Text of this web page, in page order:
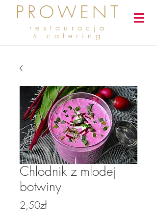
PROWENT
restauracja
& catering
Chlodnik z mlodej
botwiny
2,50złPrice